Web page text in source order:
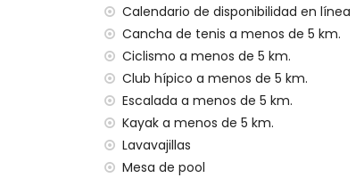
segundo aeropuerto más cercano:
no se admiten mascotas
el alojamiento es muy adecuado
Instalaciones y servicios incluidos en
internet (WiFi)
plancha y tabla de planchar
ropa de cama y toallas
servicio de recepción y servicio de
Calendario de disponibilidad en línea
Cancha de tenis a menos de 5 km.
Ciclismo a menos de 5 km.
Club hípico a menos de 5 km.
Escalada a menos de 5 km.
Kayak a menos de 5 km.
Lavavajillas
Mesa de pool